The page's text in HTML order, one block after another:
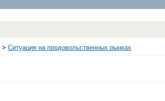
> Ситуация на продовольственных рынках